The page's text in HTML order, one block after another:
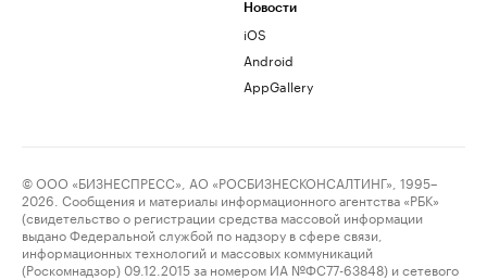
Новости
iOS
Android
AppGallery
© ООО «БИЗНЕСПРЕСС», АО «РОСБИЗНЕСКОНСАЛТИНГ», 1995–
2026. Сообщения и материалы информационного агентства «РБК»
(свидетельство о регистрации средства массовой информации
выдано Федеральной службой по надзору в сфере связи,
информационных технологий и массовых коммуникаций
(Роскомнадзор) 09.12.2015 за номером ИА №ФС77-63848) и сетевого